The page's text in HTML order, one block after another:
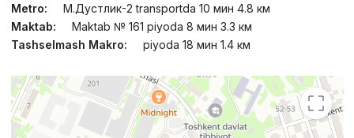
Metro:
М.Дустлик-2 transportda 10 мин 4.8 км
Maktab:
Maktab № 161 piyoda 8 мин 3.3 км
Tashselmash Makro:
piyoda 18 мин 1.4 км